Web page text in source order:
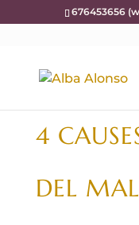
676453656
4
DEL